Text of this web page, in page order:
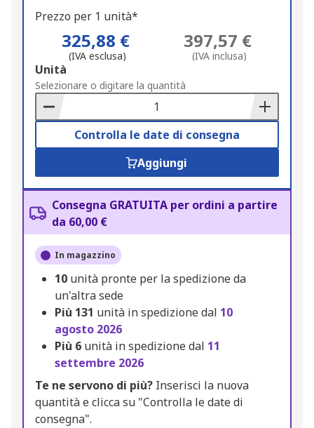
Prezzo per 1 unità*
325,88 €
(IVA esclusa)
397,57 €
(IVA inclusa)
Add
to
Basket
Unità
Selezionare o digitare la quantità
Controlla le date di consegna
Aggiungi
Consegna GRATUITA per ordini a partire
da 60,00 €
In magazzino
10 unità pronte per la spedizione da
un'altra sede
Più 131 unità in spedizione dal 10
agosto 2026
Più 6 unità in spedizione dal 11
settembre 2026
Te ne servono di più? Inserisci la nuova
quantità e clicca su "Controlla le date di
consegna".